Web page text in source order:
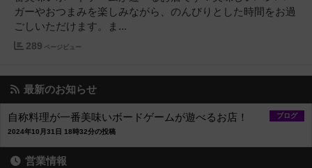
ガーやおつまみを楽しみながら、のんびりとした時間をお過
ごしいただけます。ま...
289 ページビュー
最新のお知らせ
ブログ
自称料理が一番美味いボードゲームが遊べるお店！
2024年10月31日 18時32分の投稿
営業情報